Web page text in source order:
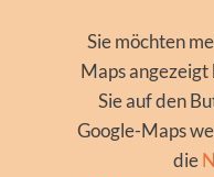
Sie möchten
Maps
Sie auf den
Google-Maps
die